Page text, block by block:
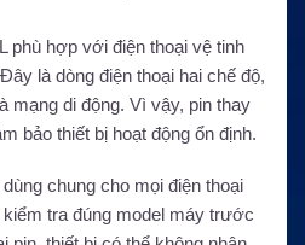
phù hợp với điện thoại vệ tinh
là dòng điện thoại hai chế độ,
mạng di động. Vì vậy, pin thay
bảo thiết bị hoạt động ổn định.
chung cho mọi điện thoại
tra đúng model máy trước